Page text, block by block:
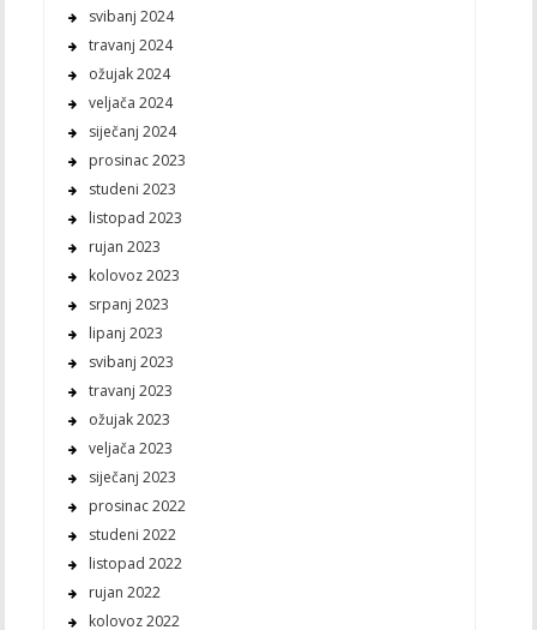
svibanj 2024
travanj 2024
ožujak 2024
veljača 2024
siječanj 2024
prosinac 2023
studeni 2023
listopad 2023
rujan 2023
kolovoz 2023
srpanj 2023
lipanj 2023
svibanj 2023
travanj 2023
ožujak 2023
veljača 2023
siječanj 2023
prosinac 2022
studeni 2022
listopad 2022
rujan 2022
kolovoz 2022